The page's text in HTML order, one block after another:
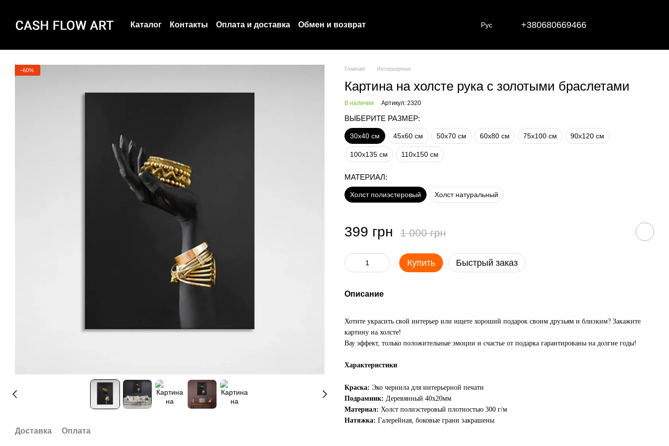
Каталог Контакты Оплата и доставка
Обмен и возврат
Рус +380680669466
−60%
Доставка Оплата
Главная Интерьерные
Картина на холсте рука с золотыми браслетами
В наличии Артикул: 2320
ВЫБЕРИТЕ РАЗМЕР:
30х40 см 45х60 см 50х70 см 60х80 см 75х100 см 90х120 см
100х135 см 110х150 см
МАТЕРИАЛ:
Холст полиэстеровый Холст натуральный
399 грн 1 000 грн
Купить Быстрый заказ
Описание
Хотите украсить свой интерьер или ищете хороший подарок своим друзьям и близким? Закажите
картину на холсте!
Вау эффект, только положительные эмоции и счастье от подарка гарантированы на долгие годы!
Характеристики
Краска: Эко чернила для интерьерной печати
Подрамник: Деревянный 40х20мм
Материал: Холст полиэстеровый плотностью 300 г/м
Натяжка: Галерейная, боковые грани закрашены